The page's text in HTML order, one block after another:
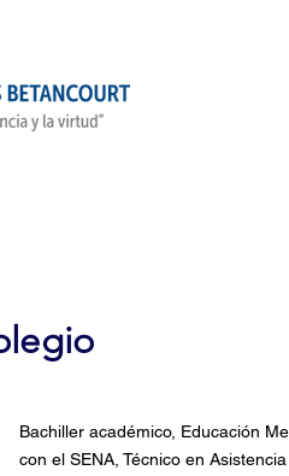
Bachiller académico, Educación
con el SENA, Técnico en